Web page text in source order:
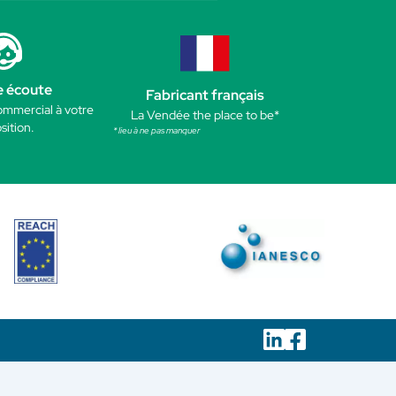
écoute
à votre
Fabricant français
La Vendée the place to be*
* lieu à ne pas manquer